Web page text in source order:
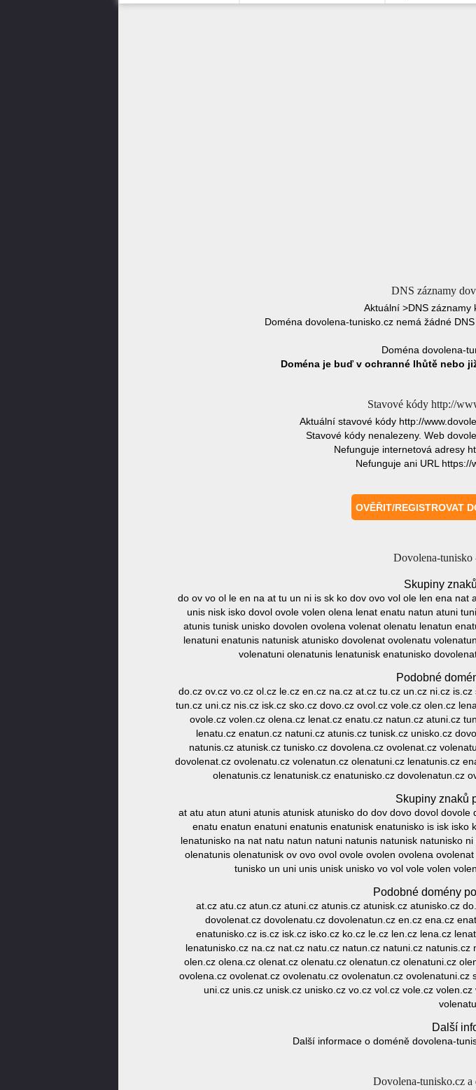
DNS záznamy
Aktuální >DNS záznamy
Doména dovolena-tunisko.cz nemá žádné
Doména dovolena-
Doména je buď v ochranné lhůtě nebo
Stavové kódy http://
Aktuální stavové kódy http://
Stavové kódy nenalezeny. Web
Nefunguje internetová adresy
Nefunguje ani URL https://
Dovolena-tunisko
Skupiny
do ov vo ol le en na at tu un ni is sk ko dov ovo vol ole len ena
unis nisk isko dovol ovole volen olena lenat enatu natun atuni
atunis tunisk unisko dovolen ovolena volenat olenatu lenatun
lenatuni enatunis natunisk atunisko dovolenat ovolenatu
volenatuni olenatunis lenatunisk enatunisko
Podobné
do.cz ov.cz vo.cz ol.cz le.cz en.cz na.cz at.cz tu.cz un.cz ni.cz
tun.cz uni.cz nis.cz isk.cz sko.cz dovo.cz ovol.cz vole.cz olen.cz
ovole.cz volen.cz olena.cz lenat.cz enatu.cz natun.cz atuni.cz
lenatu.cz enatun.cz natuni.cz atunis.cz tunisk.cz unisko.cz
natunis.cz atunisk.cz tunisko.cz dovolena.cz ovolenat.cz
dovolenat.cz ovolenatu.cz volenatun.cz olenatuni.cz lenatunis.cz
olenatunis.cz lenatunisk.cz enatunisko.cz dovolenatun.cz
Skupiny znaků
at atu atun atuni atunis atunisk atunisko do dov dovo dovol
enatu enatun enatuni enatunis enatunisk enatunisko is isk
lenatunisko na nat natu natun natuni natunis natunisk natunisko
olenatunis olenatunisk ov ovo ovol ovole ovolen ovolena
tunisko un uni unis unisk unisko vo vol vole volen
Podobné domény
at.cz atu.cz atun.cz atuni.cz atunis.cz atunisk.cz atunisko.cz
dovolenat.cz dovolenatu.cz dovolenatun.cz en.cz ena.cz
enatunisko.cz is.cz isk.cz isko.cz ko.cz le.cz len.cz lena.cz
lenatunisko.cz na.cz nat.cz natu.cz natun.cz natuni.cz
olen.cz olena.cz olenat.cz olenatu.cz olenatun.cz olenatuni.cz
ovolena.cz ovolenat.cz ovolenatu.cz ovolenatun.cz
uni.cz unis.cz unisk.cz unisko.cz vo.cz vol.cz vole.cz
Další
Další informace o doméně dovolena-
Dovolena-tunisko.cz a